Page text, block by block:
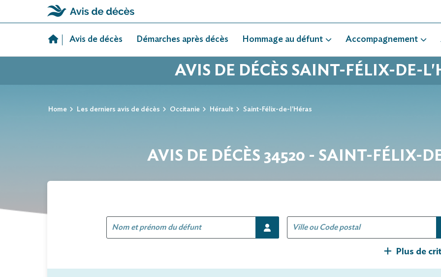
Avis de décès Démarches après décès Hommage au défunt Accompagnement
AVIS DE DÉCÈS SAINT-FÉLIX-DE-
Home Les derniers avis de décès Occitanie Hérault Saint-Félix-de-l'Héras
AVIS DE DÉCÈS 34520 - SAINT-FÉLIX-
Plus de